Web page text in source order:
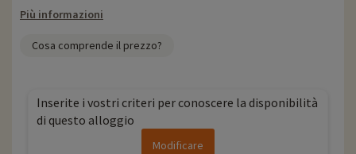
Più informazioni
Cosa comprende il prezzo?
Inserite i vostri criteri per conoscere la disponibilità
di questo alloggio
Modificare